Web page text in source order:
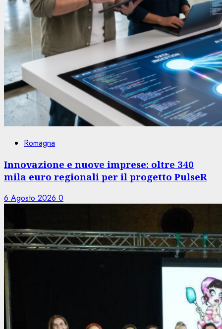
Romagna
Innovazione e nuove imprese: oltre 340
mila euro regionali per il progetto PulseR
6 Agosto 2026 0